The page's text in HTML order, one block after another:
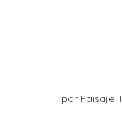
por Paisaje